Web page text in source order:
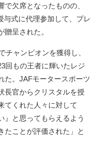
欠席となったものの、
式に代理参加して、プレ
呈された。
ャンピオンを獲得し、
回もの王者に輝いたレジ
た。JAFモータースポーツ
長官からクリスタルを授
てくれた人々に対して
』と思ってもらえるよう
たことが評価された」と